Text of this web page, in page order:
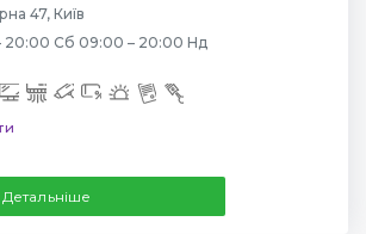
47, Київ
20:00 Сб 09:00 – 20:00 Нд
Детальніше